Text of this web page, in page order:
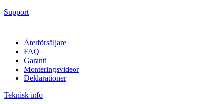
Support
Återförsäljare
FAQ
Garanti
Monteringsvideor
Deklarationer
Teknisk info